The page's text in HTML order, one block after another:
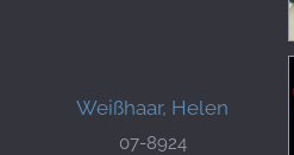
Weißhaar, Helen
07-8924